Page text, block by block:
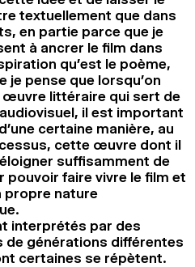
textuellement que dans
en partie parce que je
à ancrer le film dans
qu’est le poème,
je pense que lorsqu’on
œuvre littéraire qui sert de
il est important
certaine manière, au
cette œuvre dont il
suffisamment de
pouvoir faire vivre le film et
propre nature
interprétés par des
de générations différentes
certaines se répètent.